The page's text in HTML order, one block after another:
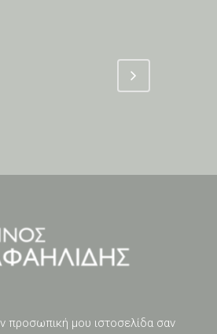
προσωπική μου ιστοσελίδα σαν